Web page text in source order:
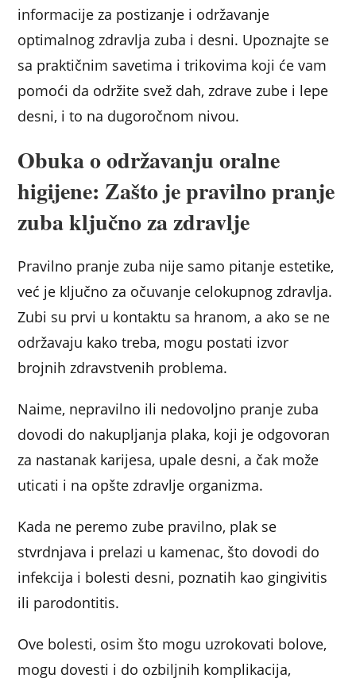
informacije za postizanje i održavanje
optimalnog zdravlja zuba i desni. Upoznajte se
sa praktičnim savetima i trikovima koji će vam
pomoći da održite svež dah, zdrave zube i lepe
desni, i to na dugoročnom nivou.
Obuka o održavanju oralne
higijene: Zašto je pravilno pranje
zuba ključno za zdravlje
Pravilno pranje zuba nije samo pitanje estetike,
već je ključno za očuvanje celokupnog zdravlja.
Zubi su prvi u kontaktu sa hranom, a ako se ne
održavaju kako treba, mogu postati izvor
brojnih zdravstvenih problema.
Naime, nepravilno ili nedovoljno pranje zuba
dovodi do nakupljanja plaka, koji je odgovoran
za nastanak karijesa, upale desni, a čak može
uticati i na opšte zdravlje organizma.
Kada ne peremo zube pravilno, plak se
stvrdnjava i prelazi u kamenac, što dovodi do
infekcija i bolesti desni, poznatih kao gingivitis
ili parodontitis.
Ove bolesti, osim što mogu uzrokovati bolove,
mogu dovesti i do ozbiljnih komplikacija,